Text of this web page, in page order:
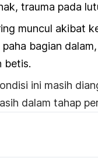
trauma pada
muncul akibat
bagian
betis.
ini masih
dalam tahap